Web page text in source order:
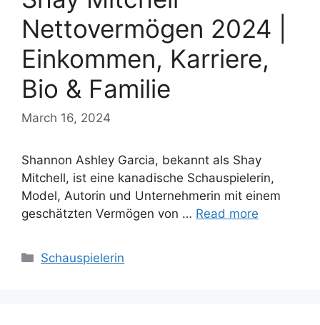
Nettovermögen 2024 |
Einkommen, Karriere,
Bio & Familie
March 16, 2024
Shannon Ashley Garcia, bekannt als Shay
Mitchell, ist eine kanadische Schauspielerin,
Model, Autorin und Unternehmerin mit einem
geschätzten Vermögen von … Read more
Categories
Schauspielerin